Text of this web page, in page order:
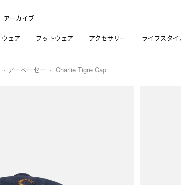
アーカイブ
ウェア フットウェア アクセサリー ライフスタイ
アーペーセー Charlie Tigre Cap